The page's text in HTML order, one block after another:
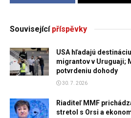
Souvisejícípříspěvky
USA hľadajú
migrantov v Uruguaji;
potvrdeniu dohody
30. 7. 2026
Riaditeľ MMF
stretol s Orsi a